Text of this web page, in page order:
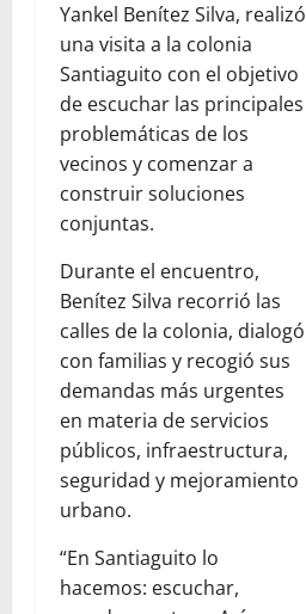
Yankel Benítez Silva, realizó
una visita a la colonia
Santiaguito con el objetivo
de escuchar las principales
problemáticas de los
vecinos y comenzar a
construir soluciones
conjuntas.
Durante el encuentro,
Benítez Silva recorrió las
calles de la colonia, dialogó
con familias y recogió sus
demandas más urgentes
en materia de servicios
públicos, infraestructura,
seguridad y mejoramiento
urbano.
“En Santiaguito lo
hacemos: escuchar,